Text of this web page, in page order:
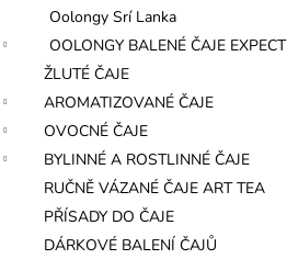
Oolongy Srí Lanka
OOLONGY BALENÉ ČAJE EXPECT
ŽLUTÉ ČAJE
AROMATIZOVANÉ ČAJE
OVOCNÉ ČAJE
BYLINNÉ A ROSTLINNÉ ČAJE
RUČNĚ VÁZANÉ ČAJE ART TEA
PŘÍSADY DO ČAJE
DÁRKOVÉ BALENÍ ČAJŮ